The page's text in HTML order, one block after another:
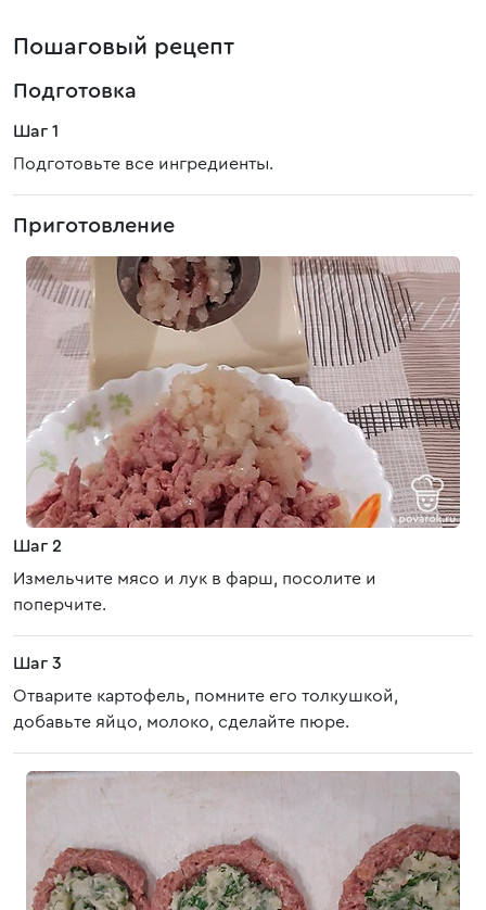
Пошаговый рецепт
Подготовка
Шаг 1
Подготовьте все ингредиенты.
Приготовление
Шаг 2
Измельчите мясо и лук в фарш, посолите и
поперчите.
Шаг 3
Отварите картофель, помните его толкушкой,
добавьте яйцо, молоко, сделайте пюре.